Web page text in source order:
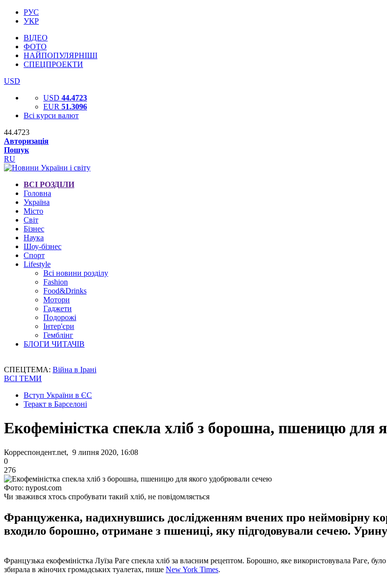
РУС
УКР
ВІДЕО
ФОТО
НАЙПОПУЛЯРНІШІ
СПЕЦПРОЕКТИ
USD
USD 44.4723
EUR 51.3096
Всі курси валют
44.4723
Авторизація
Пошук
RU
ВСІ РОЗДІЛИ
Головна
Україна
Місто
Світ
Бізнес
Наука
Шоу-бізнес
Спорт
Lifestyle
Всі новини розділу
Fashion
Food&Drinks
Мотори
Гаджети
Подорожі
Інтер'єри
Гемблінг
БЛОГИ ЧИТАЧІВ
СПЕЦТЕМА: Війна в Ірані
ВСІ ТЕМИ
Вступ України в ЄС
Теракт в Барселоні
Екофеміністка спекла хліб з борошна, пшеницю для
Корреспондент.net, 9 липня 2020, 16:08
0
276
Фото: nypost.com
Чи зважився хтось спробувати такий хліб, не повідомляється
Француженка, надихнувшись дослідженням вчених про неймовірну
входило борошно, отримане з пшениці, яку підгодовували сечею.
Французька екофеміністка Луїза Раге спекла хліб за власним рецептом. Борошно, яке використовувала Раге,
збирала в жіночих громадських туалетах, пише New York Times.